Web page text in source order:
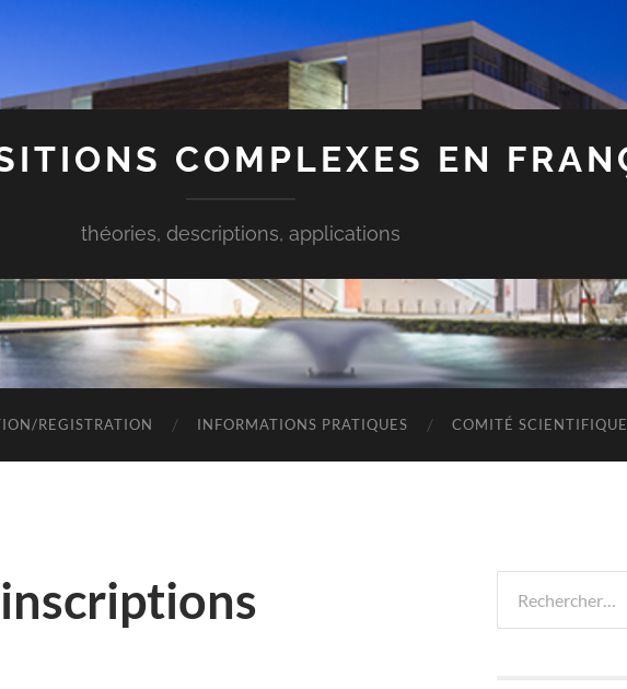
COMPLEXES EN
théories, descriptions, applications
REGISTRATION INFORMATIONS PRATIQUES COMITÉ SCIENTIFIQUE